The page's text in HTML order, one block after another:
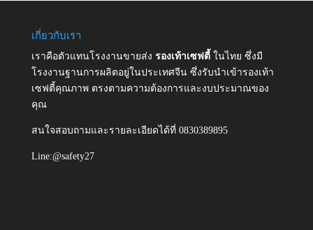
เกี่ยวกับเรา
เราคือตัวแทนโรงงานขายส่ง รองเท้าเซฟตี้ ในไทย ซึ่งมี
โรงงานฐานการผลิตอยู่ในประเทศจีน ซึ่งรับนำเข้ารองเท้า
เซฟตี้คุณภาพ ตรงตามความต้องการและงบประมาณของ
คุณ
สนใจสอบถามและรายละเอียดได้ที่ 0830389895
Line:@safety27